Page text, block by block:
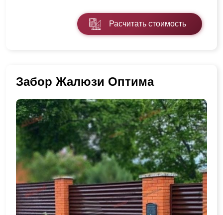
Расчитать стоимость
Забор Жалюзи Оптима